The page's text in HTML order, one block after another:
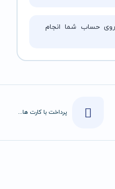
حساب شما انجام
پرداخت با کارت های عضو شتاب